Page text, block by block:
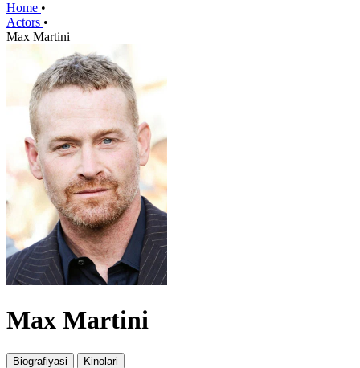
Home •
Actors •
Max Martini
Max Martini
Biografiyasi Kinolari